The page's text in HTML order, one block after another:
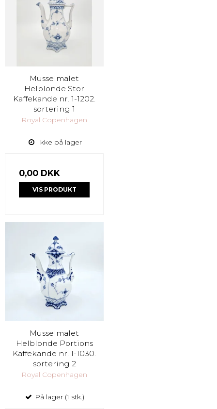
Musselmalet
Helblonde Stor
Kaffekande nr. 1-1202.
sortering 1
Royal Copenhagen
Ikke på lager
0,00 DKK
VIS PRODUKT
Musselmalet
Helblonde Portions
Kaffekande nr. 1-1030.
sortering 2
Royal Copenhagen
På lager (1 stk.)